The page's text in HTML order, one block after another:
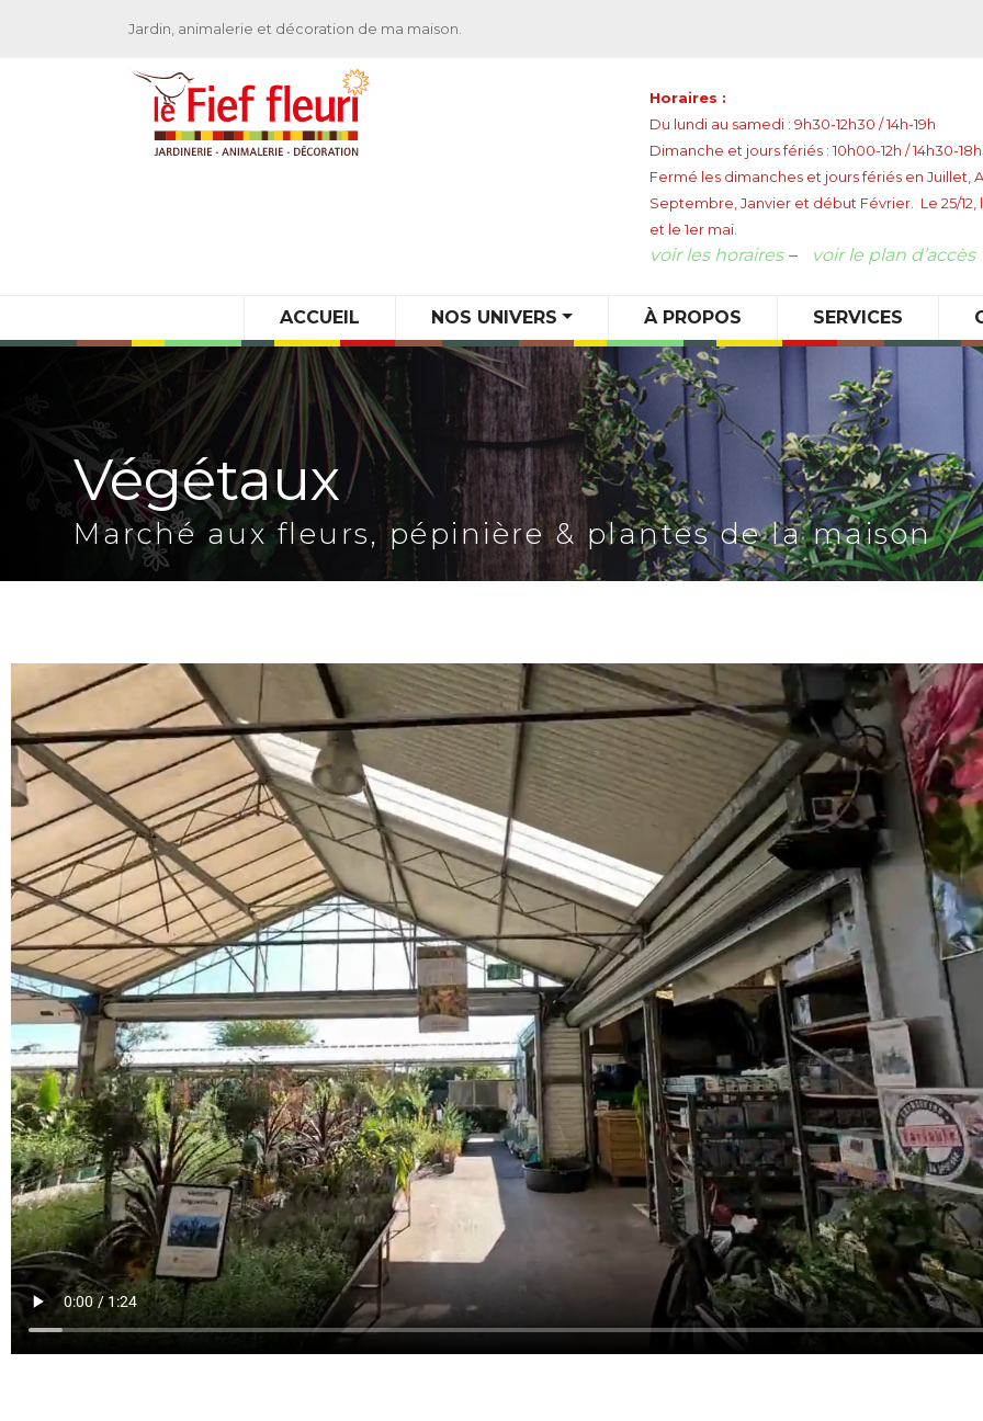
Jardin, animalerie et décoration de ma maison.
Horaires :
Du lundi au samedi : 9h30-12h30 / 14h-19h
Dimanche et jours fériés : 10h00-12h / 14h30-
Fermé les dimanches et jours fériés en Juillet,
Septembre, Janvier et début Février. Le 25/12,
et le 1er mai.
voir les horaires– voir le plan d’accès
ACCUEIL NOS UNIVERS À PROPOS SERVICES
Végétaux
Marché aux fleurs, pépinière & plantes de la maison